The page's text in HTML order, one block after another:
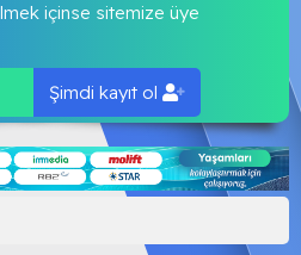
içinse sitemize üye
Şimdi kayıt ol